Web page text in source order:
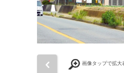
画像タップで拡大